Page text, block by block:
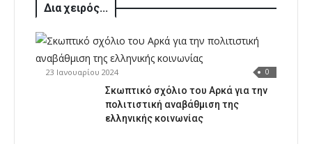
Δια χειρός...
23 Ιανουαρίου 2024 0
Σκωπτικό σχόλιο του Αρκά για την
πολιτιστική αναβάθμιση της
ελληνικής κοινωνίας